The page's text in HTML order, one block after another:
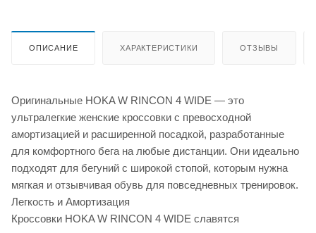
ОПИСАНИЕ ХАРАКТЕРИСТИКИ ОТЗЫВЫ
Оригинальные HOKA W RINCON 4 WIDE — это
ультралегкие женские кроссовки с превосходной
амортизацией и расширенной посадкой, разработанные
для комфортного бега на любые дистанции. Они идеально
подходят для бегуний с широкой стопой, которым нужна
мягкая и отзывчивая обувь для повседневных тренировок.
Легкость и Амортизация
Кроссовки HOKA W RINCON 4 WIDE славятся